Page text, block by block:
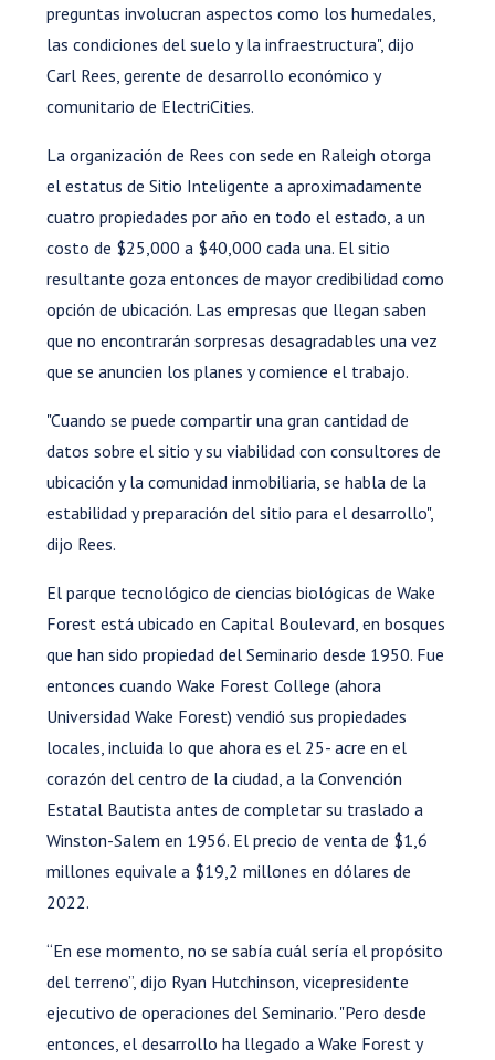
preguntas involucran aspectos como los humedales,
las condiciones del suelo y la infraestructura", dijo
Carl Rees, gerente de desarrollo económico y
comunitario de ElectriCities.
La organización de Rees con sede en Raleigh otorga
el estatus de Sitio Inteligente a aproximadamente
cuatro propiedades por año en todo el estado, a un
costo de $25,000 a $40,000 cada una. El sitio
resultante goza entonces de mayor credibilidad como
opción de ubicación. Las empresas que llegan saben
que no encontrarán sorpresas desagradables una vez
que se anuncien los planes y comience el trabajo.
"Cuando se puede compartir una gran cantidad de
datos sobre el sitio y su viabilidad con consultores de
ubicación y la comunidad inmobiliaria, se habla de la
estabilidad y preparación del sitio para el desarrollo",
dijo Rees.
El parque tecnológico de ciencias biológicas de Wake
Forest está ubicado en Capital Boulevard, en bosques
que han sido propiedad del Seminario desde 1950. Fue
entonces cuando Wake Forest College (ahora
Universidad Wake Forest) vendió sus propiedades
locales, incluida lo que ahora es el 25- acre en el
corazón del centro de la ciudad, a la Convención
Estatal Bautista antes de completar su traslado a
Winston-Salem en 1956. El precio de venta de $1,6
millones equivale a $19,2 millones en dólares de
2022.
“En ese momento, no se sabía cuál sería el propósito
del terreno”, dijo Ryan Hutchinson, vicepresidente
ejecutivo de operaciones del Seminario. "Pero desde
entonces, el desarrollo ha llegado a Wake Forest y